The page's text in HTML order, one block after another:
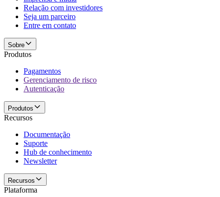
Relação com investidores
Seja um parceiro
Entre em contato
Sobre
Produtos
Pagamentos
Gerenciamento de risco
Autenticação
Produtos
Recursos
Documentação
Suporte
Hub de conhecimento
Newsletter
Recursos
Plataforma